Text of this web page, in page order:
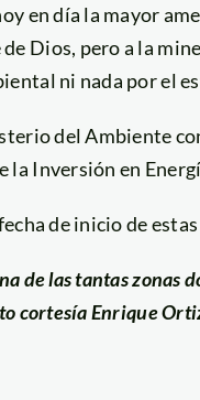
en día la mayor
Dios, pero a la
ni nada por el
del Ambiente
la Inversión en
de inicio de
de las tantas zonas
cortesía Enrique